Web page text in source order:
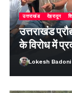
उत्तराखंड देहरादून
उत्तराखंड
के विरोध में
Lokesh Badoni